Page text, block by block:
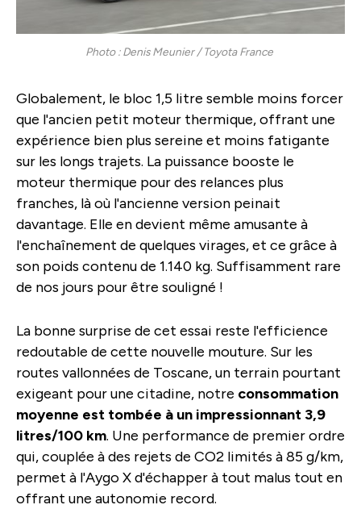
Photo : Denis Meunier / Toyota France
Globalement, le bloc 1,5 litre semble moins forcer
que l'ancien petit moteur thermique, offrant une
expérience bien plus sereine et moins fatigante
sur les longs trajets. La puissance booste le
moteur thermique pour des relances plus
franches, là où l'ancienne version peinait
davantage. Elle en devient même amusante à
l'enchaînement de quelques virages, et ce grâce à
son poids contenu de 1.140 kg. Suffisamment rare
de nos jours pour être souligné !
La bonne surprise de cet essai reste l'efficience
redoutable de cette nouvelle mouture. Sur les
routes vallonnées de Toscane, un terrain pourtant
exigeant pour une citadine, notre consommation
moyenne est tombée à un impressionnant 3,9
litres/100 km. Une performance de premier ordre
qui, couplée à des rejets de CO2 limités à 85 g/km,
permet à l'Aygo X d'échapper à tout malus tout en
offrant une autonomie record.